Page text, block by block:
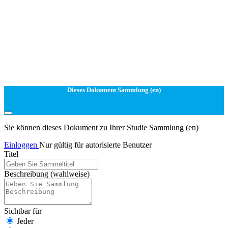
Dieses Dokument Sammlung (en)
Sie können dieses Dokument zu Ihrer Studie Sammlung (en)
Einloggen Nur gültig für autorisierte Benutzer
Titel
Beschreibung (wahlweise)
Sichtbar für
Jeder